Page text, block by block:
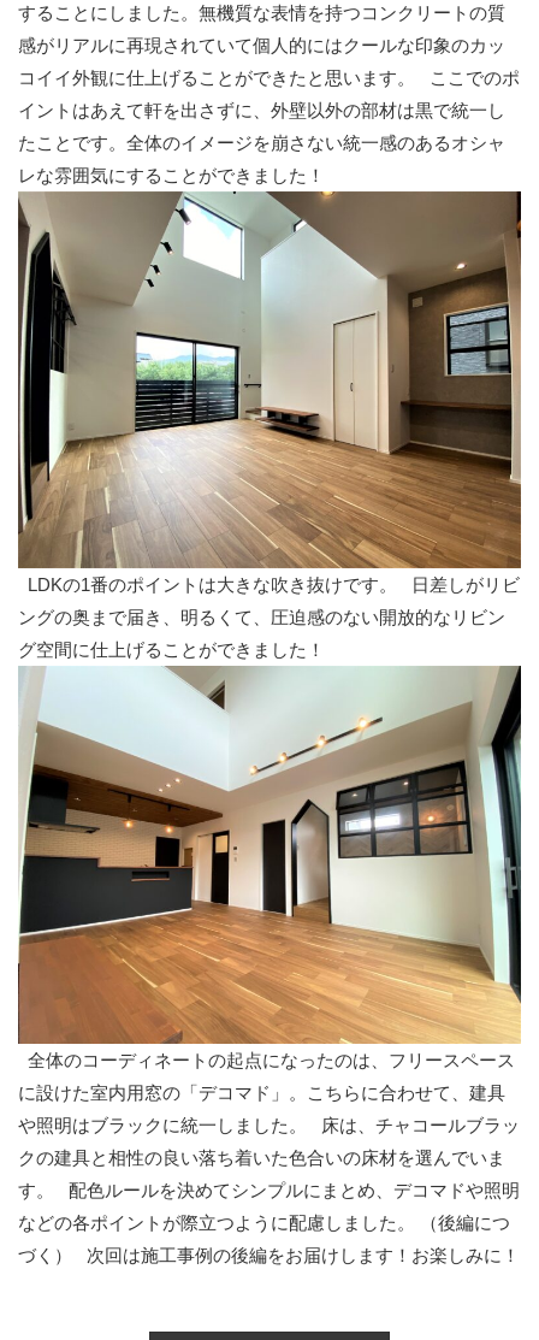
することにしました。無機質な表情を持つコンクリートの質
感がリアルに再現されていて個人的にはクールな印象のカッ
コイイ外観に仕上げることができたと思います。 ここでのポ
イントはあえて軒を出さずに、外壁以外の部材は黒で統一し
たことです。全体のイメージを崩さない統一感のあるオシャ
レな雰囲気にすることができました！
LDKの1番のポイントは大きな吹き抜けです。 日差しがリビ
ングの奥まで届き、明るくて、圧迫感のない開放的なリビン
グ空間に仕上げることができました！
全体のコーディネートの起点になったのは、フリースペース
に設けた室内用窓の「デコマド」。こちらに合わせて、建具
や照明はブラックに統一しました。 床は、チャコールブラッ
クの建具と相性の良い落ち着いた色合いの床材を選んでいま
す。 配色ルールを決めてシンプルにまとめ、デコマドや照明
などの各ポイントが際立つように配慮しました。 （後編につ
づく） 次回は施工事例の後編をお届けします！お楽しみに！